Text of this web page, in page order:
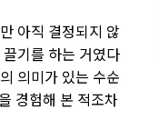
아직 결정되지 않
기를 하는 거였다
의미가 있는 수순
경험해 본 적조차